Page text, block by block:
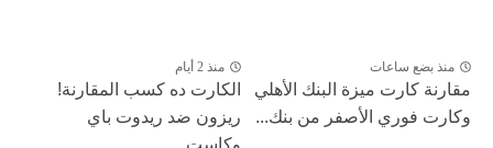
منذ بضع ساعات
مقارنة كارت ميزة البنك الأهلي
وكارت فوري الأصفر من بنك...
منذ 2 أيام
الكارت ده كسب المقارنة!
ريزون ضد ريدوت باي
وكاست...